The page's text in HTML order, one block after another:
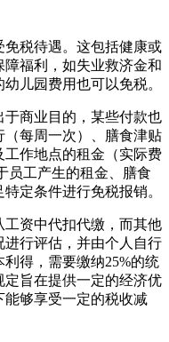
税待遇。这包括健康或
福利，如失业救济金和
儿园费用也可以免税。
于商业目的，某些付款也
每周一次）、膳食津贴
工作地点的租金（实际费
员工产生的租金、膳食
定条件进行免税报销。
资中代扣代缴，而其他
行评估，并由个人自行
得，需要缴纳25%的统
旨在提供一定的经济优
够享受一定的税收减